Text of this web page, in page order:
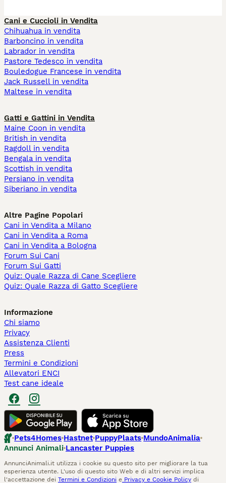
Cani e Cuccioli in Vendita
Chihuahua in vendita
Barboncino in vendita
Labrador in vendita
Pastore Tedesco in vendita
Bouledogue Francese in vendita
Jack Russell in vendita
Maltese in vendita
Gatti e Gattini in Vendita
Maine Coon in vendita
British in vendita
Ragdoll in vendita
Bengala in vendita
Scottish in vendita
Persiano in vendita
Siberiano in vendita
Altre Pagine Popolari
Cani in Vendita a Milano
Cani in Vendita a Roma
Cani in Vendita a Bologna
Forum Sui Cani
Forum Sui Gatti
Quiz: Quale Razza di Cane Scegliere
Quiz: Quale Razza di Gatto Scegliere
Informazione
Chi siamo
Privacy
Assistenza Clienti
Press
Termini e Condizioni
Allevatori ENCI
Test cane ideale
Pets4Homes Hastnet PuppyPlaats MundoAnimalia
Annunci Animali Lancaster Puppies
AnnunciAnimali.it utilizza i cookie su questo sito per migliorare la tua
esperienza utente. L'uso di questo sito Web e di altri servizi implica
l'accettazione dei Termini e Condizioni e Privacy e Cookie Policy di